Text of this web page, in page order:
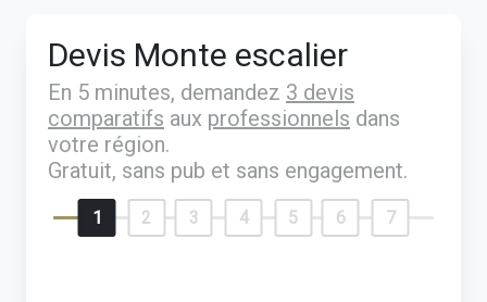
Devis Monte escalier
En 5 minutes, demandez 3 devis
comparatifs aux professionnels dans
votre région.
Gratuit, sans pub et sans engagement.
1 2 3 4 5 6 7